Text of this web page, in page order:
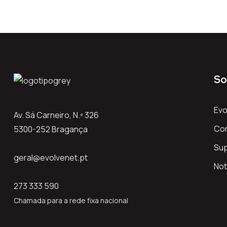
Av. Sá Carneiro, N.º 326
5300-252 Bragança
geral@evolvenet.pt
273 333 590
Chamada para a rede fixa nacional